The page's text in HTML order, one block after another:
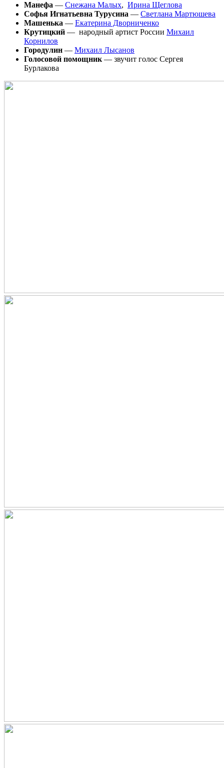
Манефа — Снежана Малых, Ирина Щеглова
Софья Игнатьевна Турусина — Светлана Мартюшева
Машенька — Екатерина Дворниченко
Крутицкий — народный артист России Михаил
Корнилов
Городулин — Михаил Лысанов
Голосовой помощник — звучит голос Сергея
Бурлакова